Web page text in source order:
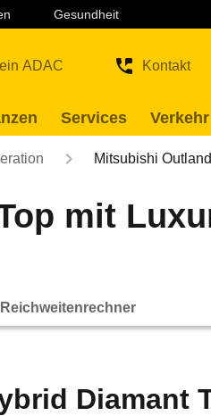
Gesundheit
ADAC Kontakt
Services Verkehr
Mitsubishi
mit
Reichweitenrechner
Diamant